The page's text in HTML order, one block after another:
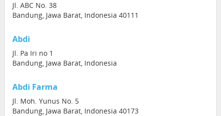
Jl. ABC No. 38
Bandung, Jawa Barat, Indonesia 40111
Abdi
Jl. Pa Iri no 1
Bandung, Jawa Barat, Indonesia
Abdi Farma
Jl. Moh. Yunus No. 5
Bandung, Jawa Barat, Indonesia 40173